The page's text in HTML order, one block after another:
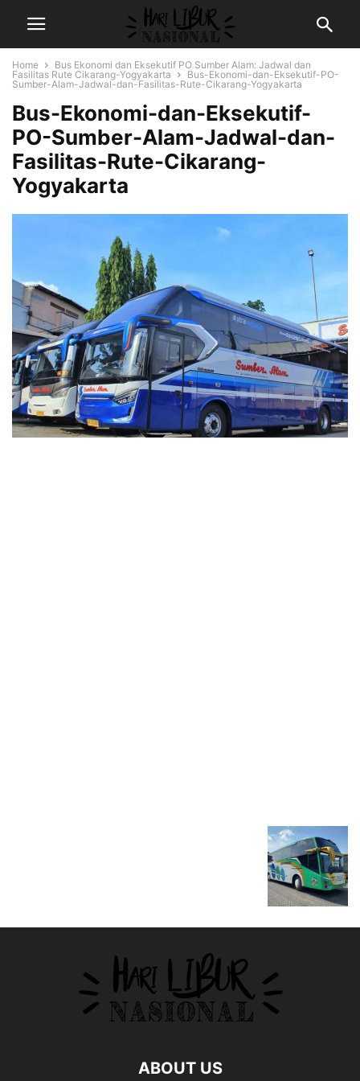
Home
Bus Ekonomi dan Eksekutif PO Sumber Alam: Jadwal dan
Fasilitas Rute Cikarang-Yogyakarta
Bus-Ekonomi-dan-Eksekutif-PO-
Sumber-Alam-Jadwal-dan-Fasilitas-Rute-Cikarang-Yogyakarta
Bus-Ekonomi-dan-Eksekutif-
PO-Sumber-Alam-Jadwal-dan-
Fasilitas-Rute-Cikarang-
Yogyakarta
ABOUT US